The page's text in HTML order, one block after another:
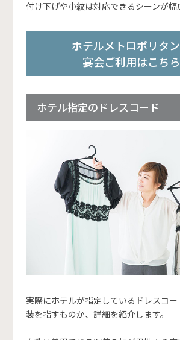
付け下げや小紋は対応できるシーンが幅
ホテルメトロポリタ
宴会ご利用はこちら
ホテル指定のドレスコード
実際にホテルが指定しているドレスコ
装を指すものか、詳細を紹介します。